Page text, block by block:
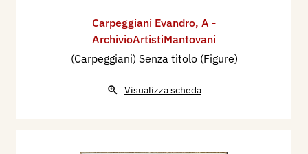
Carpeggiani Evandro, A -
ArchivioArtistiMantovani
(Carpeggiani) Senza titolo (Figure)
Visualizza scheda